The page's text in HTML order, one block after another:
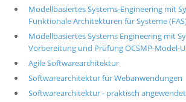
Modellbasiertes Systems-Engineering mit
Funktionale Architekturen für Systeme
Modellbasiertes Systems Engineering mit
Vorbereitung und Prüfung OCSMP-Model-
Agile Softwarearchitektur
Softwarearchitektur für Webanwendungen
Softwarearchitektur - praktisch angewendet